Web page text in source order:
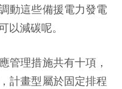
動這些備援電力發電
減碳呢。
理措施共有十項，
計畫型屬於固定排程